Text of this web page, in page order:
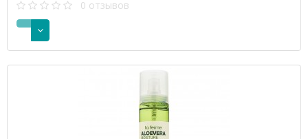
0 отзывов